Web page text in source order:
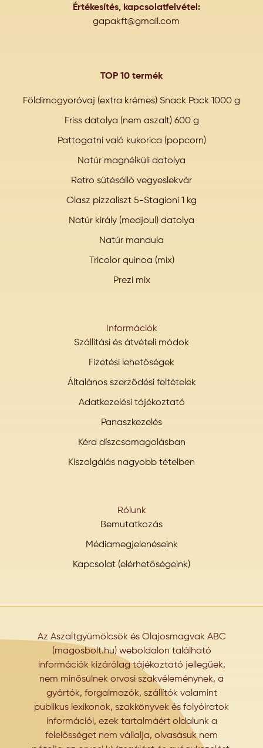
Értékesítés, kapcsolatfelvétel:
gapakft@gmail.com
TOP 10 termék
Földimogyoróvaj (extra krémes) Snack Pack 1000 g
Friss datolya (nem aszalt) 600 g
Pattogatni való kukorica (popcorn)
Natúr magnélküli datolya
Retro sütésálló vegyeslekvár
Olasz pizzaliszt 5-Stagioni 1 kg
Natúr király (medjoul) datolya
Natúr mandula
Tricolor quinoa (mix)
Prezi mix
Információk
Szállítási és átvételi módok
Fizetési lehetőségek
Általános szerződési feltételek
Adatkezelési tájékoztató
Panaszkezelés
Kérd díszcsomagolásban
Kiszolgálás nagyobb tételben
Rólunk
Bemutatkozás
Médiamegjelenéseink
Kapcsolat (elérhetőségeink)
Az Aszaltgyümölcsök és Olajosmagvak ABC
(magosbolt.hu) weboldalon található
információk kizárólag tájékoztató jellegűek,
nem minősülnek orvosi szakvéleménynek, a
gyártók, forgalmazók, szállítók valamint
publikus lexikonok, szakkönyvek és folyóiratok
információi, ezek tartalmáért oldalunk a
felelősséget nem vállalja, olvasásuk nem